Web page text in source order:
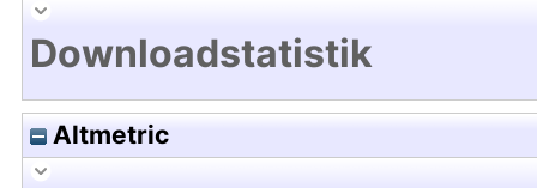
Downloadstatistik
Altmetric